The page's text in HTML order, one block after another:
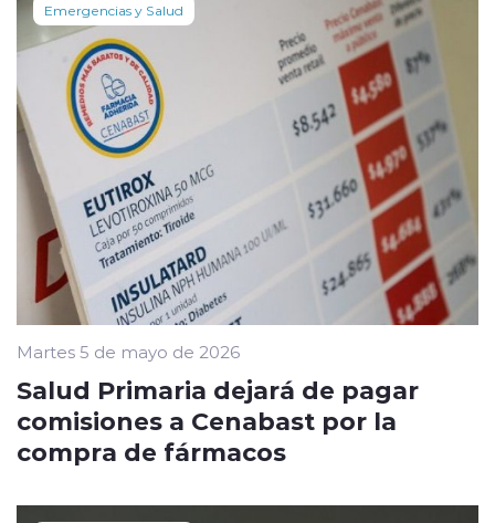
Emergencias y Salud
Martes 5 de mayo de 2026
Salud Primaria dejará de pagar
comisiones a Cenabast por la
compra de fármacos